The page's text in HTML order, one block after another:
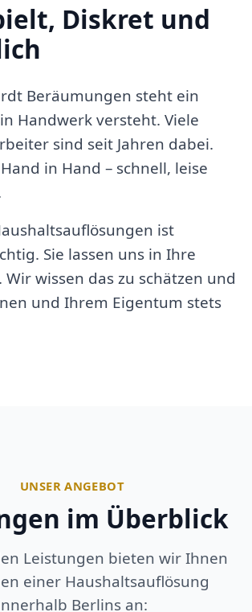
Diskret und
Beräumungen steht ein
Handwerk versteht. Viele
sind seit Jahren dabei.
in Hand – schnell, leise
ist
Sie lassen uns in Ihre
wissen das zu schätzen und
und Ihrem Eigentum stets
UNSER ANGEBOT
im Überblick
Leistungen bieten wir Ihnen
einer Haushaltsauflösung
Berlins an: